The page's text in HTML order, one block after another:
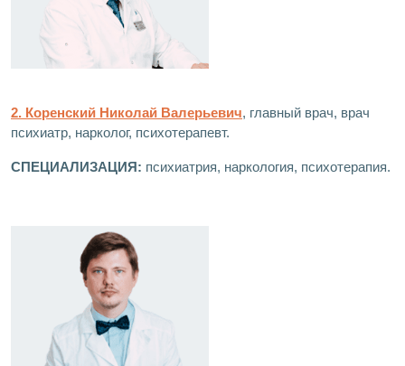
2. Коренский Николай Валерьевич, главный врач, врач
психиатр, нарколог, психотерапевт.
СПЕЦИАЛИЗАЦИЯ: психиатрия, наркология, психотерапия.